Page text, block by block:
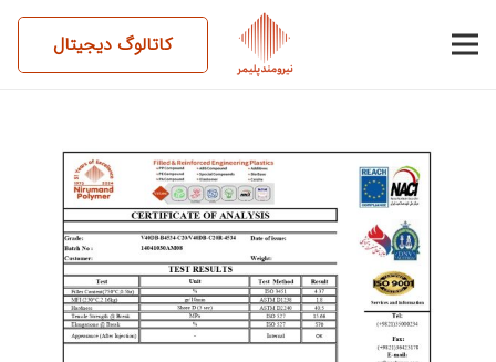
کاتالوگ دیجیتال
14041030AM08-V40DB-
B4534-C20-V40DB-C20R